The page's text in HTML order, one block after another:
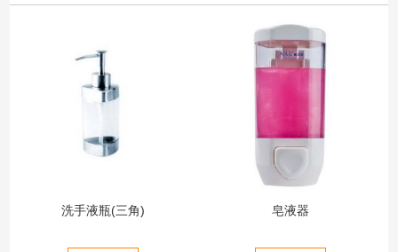
洗手液瓶(三角) 皂液器